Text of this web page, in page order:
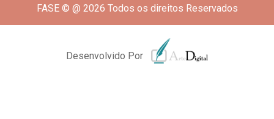
FASE © @ 2026 Todos os direitos Reservados
Desenvolvido Por